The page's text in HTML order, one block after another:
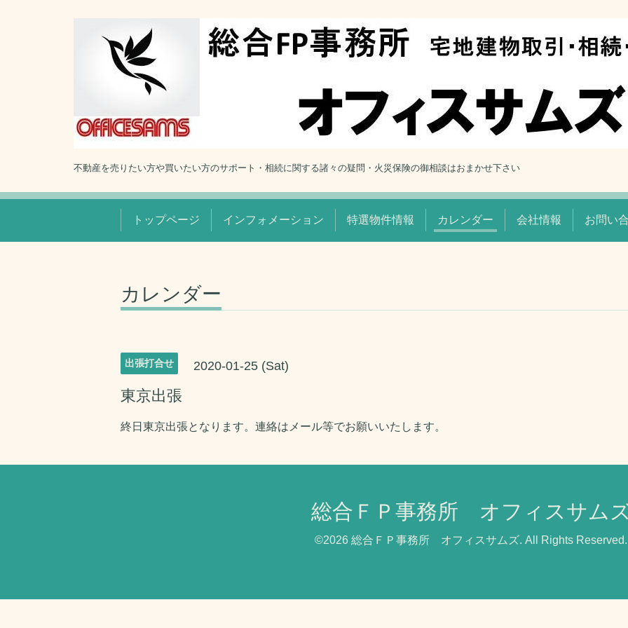
不動産を売りたい方や買いたい方のサポート・相続に関する諸々の疑問・火災保険の御相談はおまかせ下さい
トップページ インフォメーション 特選物件情報 カレンダー 会社情報 お問い
カレンダー
出張打合せ 2020-01-25 (Sat)
東京出張
終日東京出張となります。連絡はメール等でお願いいたします。
総合ＦＰ事務所 オフィスサム
©2026 総合ＦＰ事務所 オフィスサムズ. All Rights Reserved.